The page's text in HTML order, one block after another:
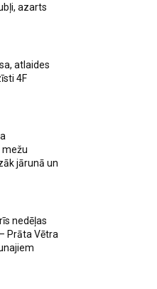
azarts
atlaides
4F
mežu
jārunā un
nedēļas
Prāta Vētra